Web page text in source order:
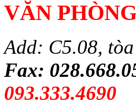
VĂN
Add: C5.08,
Fax:
093.333.4690